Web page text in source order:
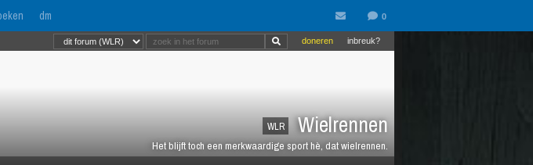
dm
WLR Wielrennen
Het blijft toch een merkwaardige sport hè, dat wielrennen.
inbreuk?
doneren